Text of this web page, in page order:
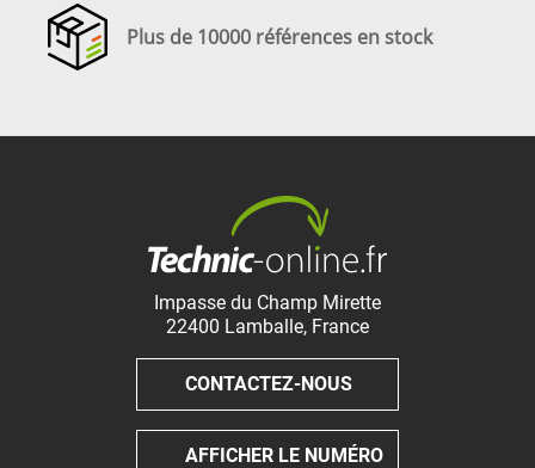
Plus de 10000 références en stock
Impasse du Champ Mirette
22400 Lamballe, France
CONTACTEZ-NOUS
AFFICHER LE NUMÉRO